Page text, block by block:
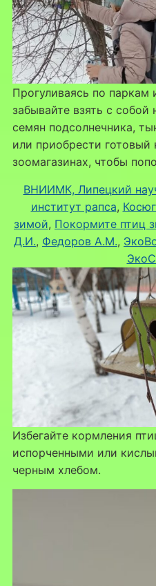
Прогуливаясь по
забывайте взять с
семян подсолнечника,
или приобрести готовый
зоомагазинах, чтобы
ВНИИМК, Липецкий
институт рапса,
зимой, Покормите птиц
Д.И., Федоров А.М.,
Избегайте кормления
испорченными или
черным хлебом.